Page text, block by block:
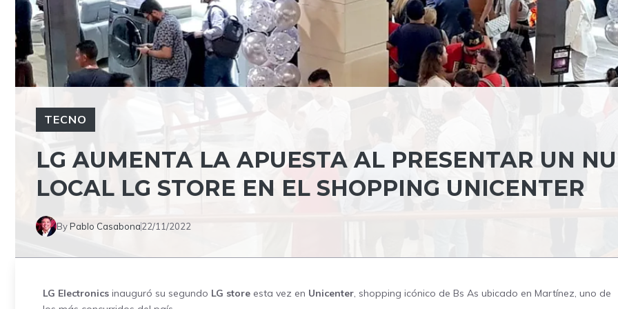
TECNO
LG AUMENTA LA APUESTA AL PRESENTAR UN
LOCAL LG STORE EN EL SHOPPING UNICENTER
ByPablo Casabona22/11/2022
LG Electronics inauguró su segundo LG store esta vez en Unicenter, shopping icónico de Bs As ubicado en Martínez, uno de